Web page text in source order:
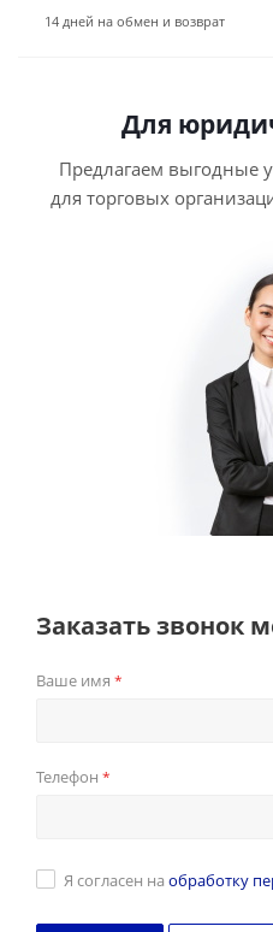
14 дней на обмен и возврат
Для
Предлагаем выгодные
для торговых
Заказать звонок
Ваше имя *
Телефон *
Я согласен на обработку